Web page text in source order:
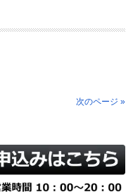
次のページ »